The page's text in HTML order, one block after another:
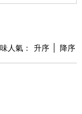
降序
升序
人氣：